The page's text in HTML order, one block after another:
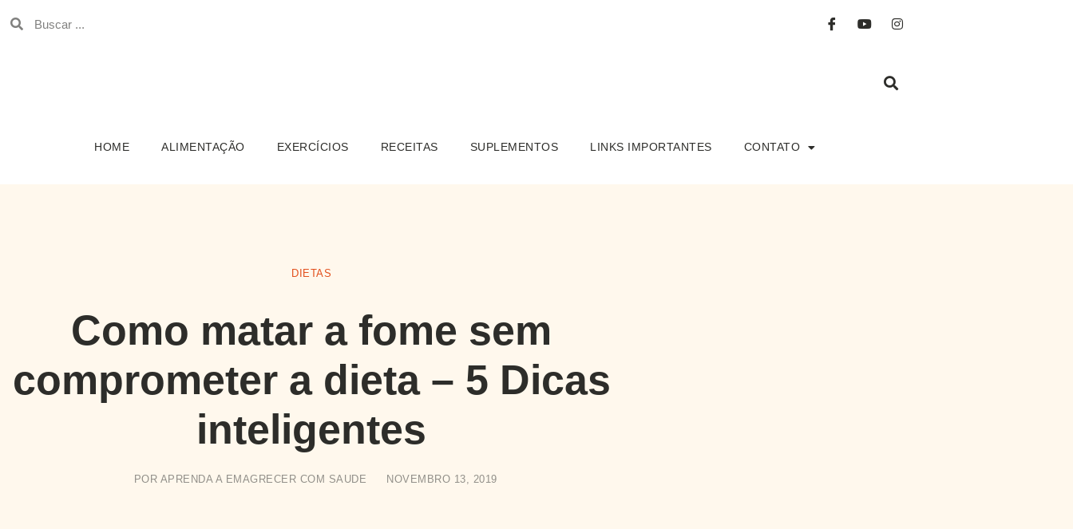
HOME ALIMENTAÇÃO EXERCÍCIOS RECEITAS SUPLEMENTOS LINKS IMPORTANTES CONTATO
DIETAS
Como matar a fome sem
comprometer a dieta – 5 Dicas
inteligentes
POR APRENDA A EMAGRECER COM SAUDE NOVEMBRO 13, 2019